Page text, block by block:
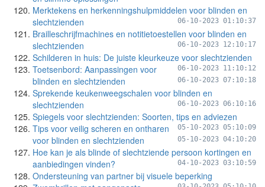
Merktekens en herkenningshulpmiddelen voor blinden en
slechtzienden
06-10-2023 01:10:37
Brailleschrijfmachines en notitietoestellen voor blinden en
slechtzienden
06-10-2023 12:10:17
Schilderen in huis: De juiste kleurkeuze voor slechtzienden
06-10-2023 11:10:12
Toetsenbord: Aanpassingen voor
blinden en slechtzienden
06-10-2023 07:10:18
Sprekende keukenweegschalen voor blinden en
slechtzienden
06-10-2023 06:10:16
Spiegels voor slechtzienden: Soorten, tips en adviezen
05-10-2023 05:10:09
Tips voor veilig scheren en ontharen
voor blinden en slechtzienden
05-10-2023 04:10:20
Hoe kan je als blinde of slechtziende persoon kortingen en
aanbiedingen vinden?
04-10-2023 03:10:59
Ondersteuning van partner bij visuele beperking